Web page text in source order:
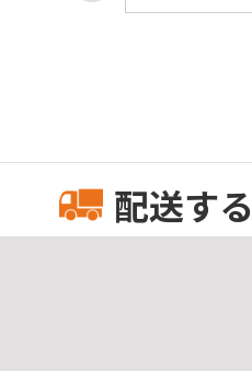
配送する